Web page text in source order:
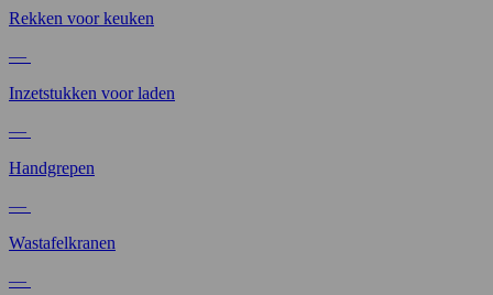
Rekken voor keuken
—
Inzetstukken voor laden
—
Handgrepen
—
Wastafelkranen
—